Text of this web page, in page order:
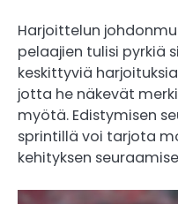
Harjoittelun
pelaajien tulisi pyrkiä
keskittyviä
jotta he näkevät
myötä. Edistymisen
sprintillä voi tarjota
kehityksen